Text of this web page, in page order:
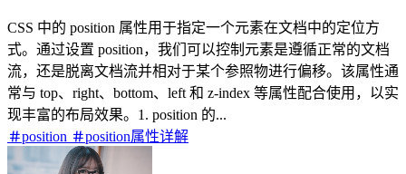
CSS 中的 position 属性用于指定一个元素在文档中的定位方
式。通过设置 position，我们可以控制元素是遵循正常的文档
流，还是脱离文档流并相对于某个参照物进行偏移。该属性通
常与 top、right、bottom、left 和 z-index 等属性配合使用，以实
现丰富的布局效果。1. position 的...
position
position属性详解